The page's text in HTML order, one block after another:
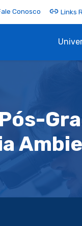
Conosco Links